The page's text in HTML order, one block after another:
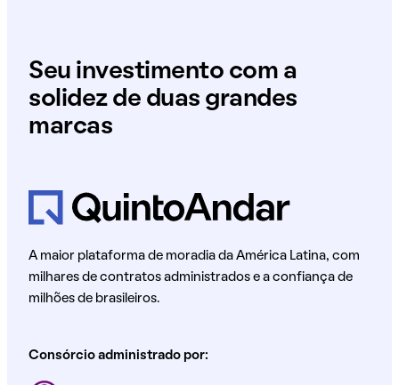
Seu investimento com a
solidez de duas grandes
marcas
A maior plataforma de moradia da América Latina, com
milhares de contratos administrados e a confiança de
milhões de brasileiros.
Consórcio administrado por: